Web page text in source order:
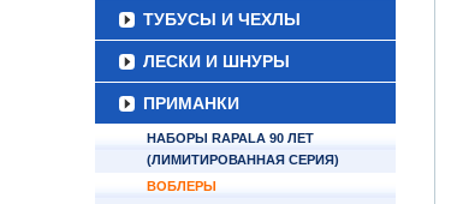
ТУБУСЫ И ЧЕХЛЫ
ЛЕСКИ И ШНУРЫ
ПРИМАНКИ
НАБОРЫ RAPALA 90 ЛЕТ
(ЛИМИТИРОВАННАЯ СЕРИЯ)
ВОБЛЕРЫ